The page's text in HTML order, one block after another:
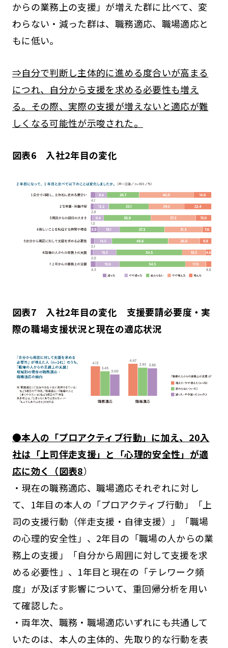
からの業務上の支援」が増えた群に比べて、変
わらない・減った群は、職務適応、職場適応と
もに低い。
⇒自分で判断し主体的に進める度合いが高まる
につれ、自分から支援を求める必要性も増え
る。その際、実際の支援が増えないと適応が難
しくなる可能性が示唆された。
図表6 入社2年目の変化
図表7 入社2年目の変化 支援要請必要度・実
際の職場支援状況と現在の適応状況
●本人の「プロアクティブ行動」に加え、20入
社は「上司伴走支援」と「心理的安全性」が適
応に効く（図表8）
・現在の職務適応、職場適応それぞれに対し
て、1年目の本人の「プロアクティブ行動」「上
司の支援行動（伴走支援・自律支援）」「職場
の心理的安全性」、2年目の「職場の人からの業
務上の支援」「自分から周囲に対して支援を求
める必要性」、1年目と現在の「テレワーク頻
度」が及ぼす影響について、重回帰分析を用い
て確認した。
・両年次、職務・職場適応いずれにも共通して
いたのは、本人の主体的、先取り的な行動を表